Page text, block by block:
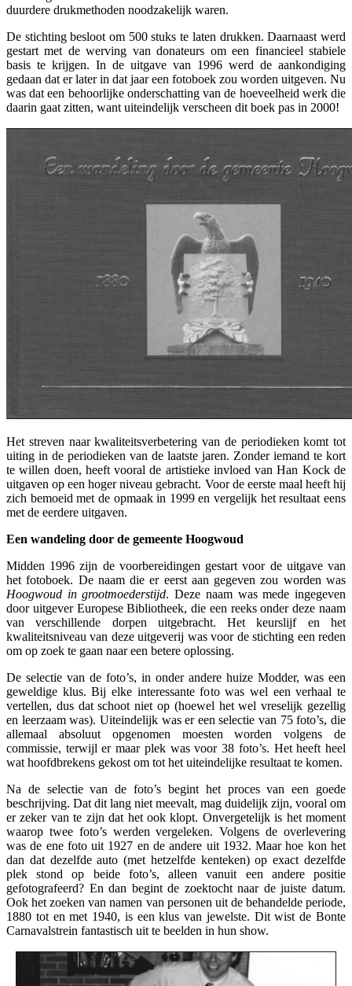
duurdere drukmethoden noodzakelijk waren.
De stichting besloot om 500 stuks te laten drukken. Daarnaast werd
gestart met de werving van donateurs om een financieel stabiele
basis te krijgen. In de uitgave van 1996 werd de aankondiging
gedaan dat er later in dat jaar een fotoboek zou worden uitgeven. Nu
was dat een behoorlijke onderschatting van de hoeveelheid werk die
daarin gaat zitten, want uiteindelijk verscheen dit boek pas in 2000!
Het streven naar kwaliteitsverbetering van de periodieken komt tot
uiting in de periodieken van de laatste jaren. Zonder iemand te kort
te willen doen, heeft vooral de artistieke invloed van Han Kock de
uitgaven op een hoger niveau gebracht. Voor de eerste maal heeft hij
zich bemoeid met de opmaak in 1999 en vergelijk het resultaat eens
met de eerdere uitgaven.
Een wandeling door de gemeente Hoogwoud
Midden 1996 zijn de voorbereidingen gestart voor de uitgave van
het fotoboek. De naam die er eerst aan gegeven zou worden was
Hoogwoud in grootmoederstijd. Deze naam was mede ingegeven
door uitgever Europese Bibliotheek, die een reeks onder deze naam
van verschillende dorpen uitgebracht. Het keurslijf en het
kwaliteitsniveau van deze uitgeverij was voor de stichting een reden
om op zoek te gaan naar een betere oplossing.
De selectie van de foto’s, in onder andere huize Modder, was een
geweldige klus. Bij elke interessante foto was wel een verhaal te
vertellen, dus dat schoot niet op (hoewel het wel vreselijk gezellig
en leerzaam was). Uiteindelijk was er een selectie van 75 foto’s, die
allemaal absoluut opgenomen moesten worden volgens de
commissie, terwijl er maar plek was voor 38 foto’s. Het heeft heel
wat hoofdbrekens gekost om tot het uiteindelijke resultaat te komen.
Na de selectie van de foto’s begint het proces van een goede
beschrijving. Dat dit lang niet meevalt, mag duidelijk zijn, vooral om
er zeker van te zijn dat het ook klopt. Onvergetelijk is het moment
waarop twee foto’s werden vergeleken. Volgens de overlevering
was de ene foto uit 1927 en de andere uit 1932. Maar hoe kon het
dan dat dezelfde auto (met hetzelfde kenteken) op exact dezelfde
plek stond op beide foto’s, alleen vanuit een andere positie
gefotografeerd? En dan begint de zoektocht naar de juiste datum.
Ook het zoeken van namen van personen uit de behandelde periode,
1880 tot en met 1940, is een klus van jewelste. Dit wist de Bonte
Carnavalstrein fantastisch uit te beelden in hun show.